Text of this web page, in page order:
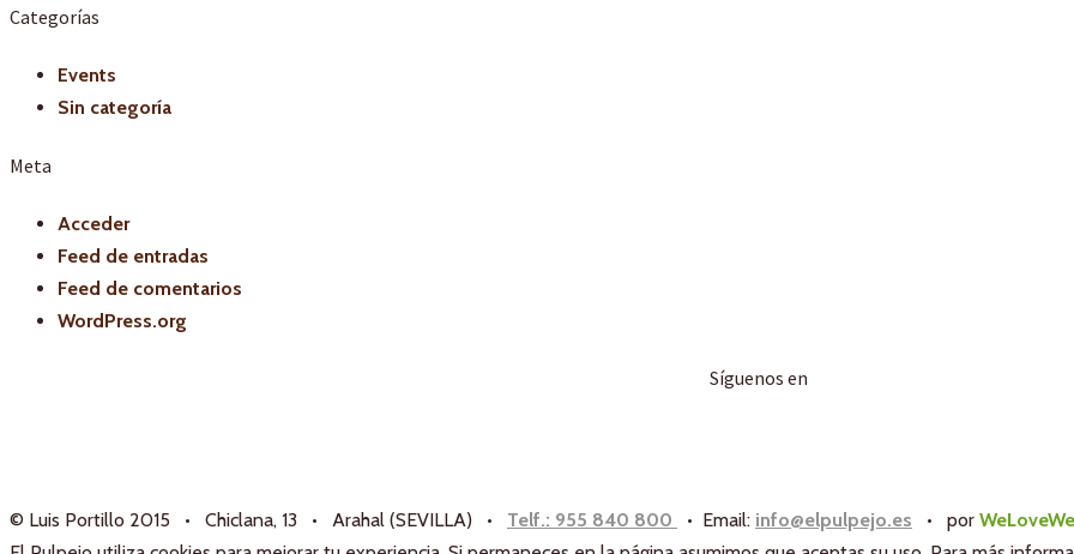
Categorías
Events
Sin categoría
Meta
Acceder
Feed de entradas
Feed de comentarios
WordPress.org
Síguenos en
© Luis Portillo 2015 • Chiclana, 13 • Arahal (SEVILLA) • Telf.: 955 840 800 • Email: info@elpulpejo.es • por